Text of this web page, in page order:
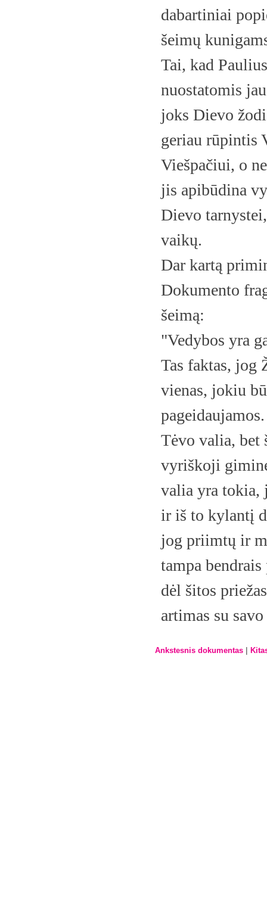
dabartiniai
šeimų
Tai, kad
nuostatomis
joks Dievo
geriau rūpintis
Viešpačiui, o
jis apibūdina
Dievo
vaikų.
Dar kartą
Dokumento
šeimą:
"Vedybos yra
Tas faktas, jog
vienas, jokiu
Tėvo valia, bet
vyriškoji
valia yra tokia,
ir iš to kylantį
jog priimtų ir
tampa
dėl šitos
artimas su
Ankstesnis dokumentas |